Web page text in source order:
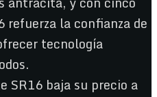
refuerza la confianza de
tecnología